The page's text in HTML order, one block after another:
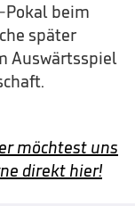
Pokal beim
später
Auswärtsspiel
möchtest uns
direkt hier!